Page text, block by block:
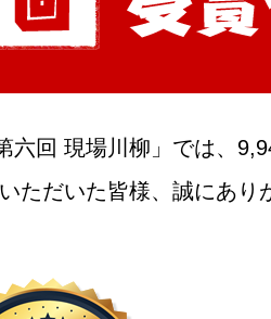
六回 現場川柳」では、
ただいた皆様、誠にあり